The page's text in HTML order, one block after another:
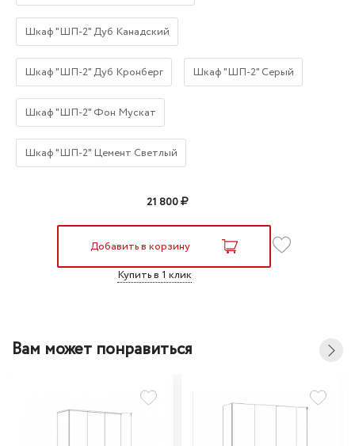
Шкаф "ШП-2" Дуб Канадский
Шкаф "ШП-2" Дуб Кронберг Шкаф "ШП-2" Серый
Шкаф "ШП-2" Фон Мускат
Шкаф "ШП-2" Цемент Светлый
21 800
Добавить в корзину
Купить в 1 клик
Вам может понравиться